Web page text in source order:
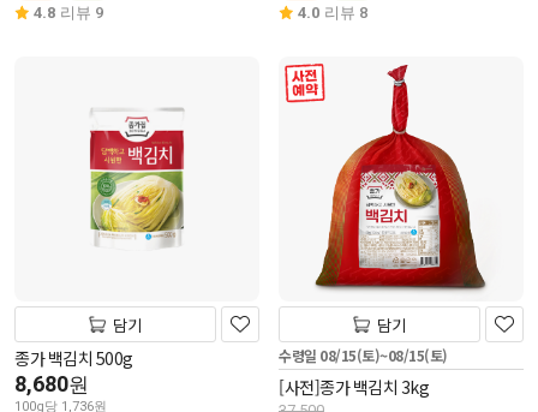
4.8 리뷰 9 4.0 리뷰 8
담기
종가 백김치 500g
8,680원
100g당 1,736원
담기
수령일 08/15(토)~08/15(토)
[사전]종가 백김치 3kg